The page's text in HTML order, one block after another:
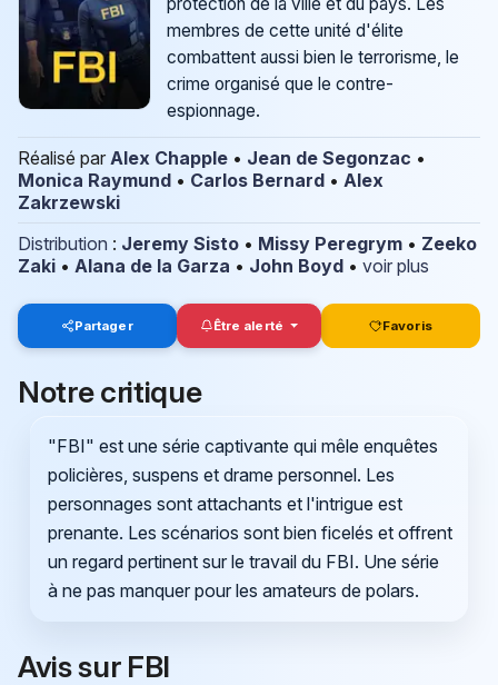
membres de cette unité d'élite
combattent aussi bien le terrorisme, le
crime organisé que le contre-
espionnage.
Réalisé par Alex Chapple • Jean de Segonzac •
Monica Raymund • Carlos Bernard • Alex
Zakrzewski
Distribution : Jeremy Sisto • Missy Peregrym • Zeeko
Zaki • Alana de la Garza • John Boyd • voir plus
Partager Être alerté Favoris
Notre critique
"FBI" est une série captivante qui mêle enquêtes
policières, suspens et drame personnel. Les
personnages sont attachants et l'intrigue est
prenante. Les scénarios sont bien ficelés et offrent
un regard pertinent sur le travail du FBI. Une série
à ne pas manquer pour les amateurs de polars.
Avis sur FBI